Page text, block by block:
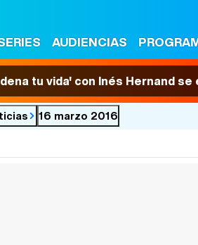
AUDIENCIAS
tu vida' con Inés Hernand
16 marzo 2016